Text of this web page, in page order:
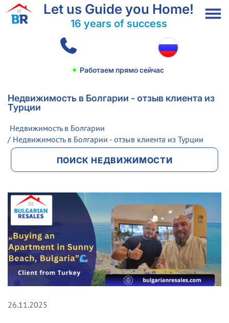
Let us Guide you Home!
16 years of success
Работаем прямо сейчас
Недвижимость в Болгарии - отзыв клиента из
Турции
Недвижимость в Болгарии
/ Недвижимость в Болгарии - отзыв клиента из Турции
ПОИСК НЕДВИЖИМОСТИ
26.11.2025